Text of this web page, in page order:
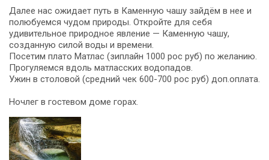
Далее нас ожидает путь в Каменную чашу зайдём в нее и
полюбуемся чудом природы. Откройте для себя
удивительное природное явление — Каменную чашу,
созданную силой воды и времени.
Посетим плато Матлас (зиплайн 1000 рос руб) по желанию.
Прогуляемся вдоль матласских водопадов.
Ужин в столовой (средний чек 600-700 рос руб) доп.оплата.
Ночлег в гостевом доме горах.